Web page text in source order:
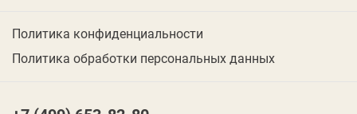
Политика конфиденциальности
Политика обработки персональных данных